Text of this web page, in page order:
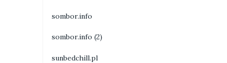
sombor.info
sombor.info (2)
sunbedchill.pl